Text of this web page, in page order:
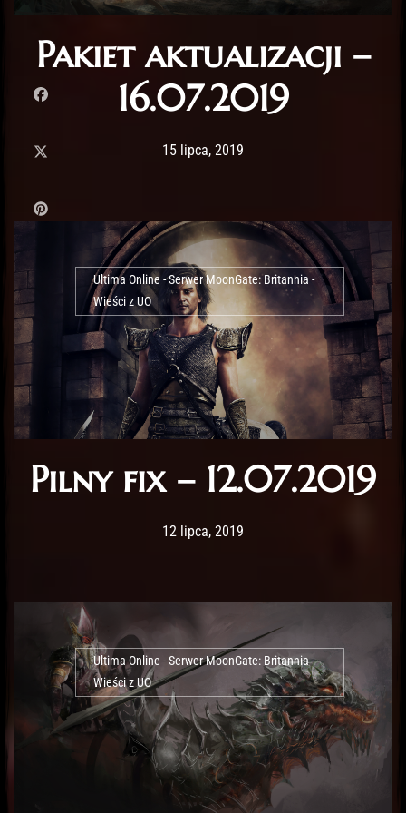
Pakiet aktualizacji –
16.07.2019
Post has published by
15 lipca, 2019
Ultima Online - Serwer MoonGate: Britannia -
Wieści z UO
Pilny fix – 12.07.2019
Post has published by
12 lipca, 2019
Ultima Online - Serwer MoonGate: Britannia -
Wieści z UO